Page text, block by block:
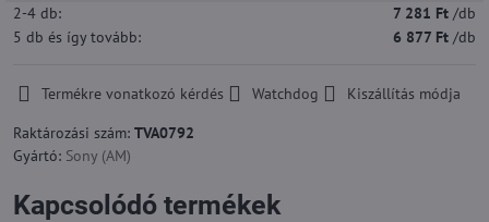
2-4 db: 7 281 Ft /db
5 db és így tovább: 6 877 Ft /db
Termékre vonatkozó kérdés Watchdog
Kiszállítás módja
Raktározási szám: TVA0792
Gyártó: Sony (AM)
Kapcsolódó termékek